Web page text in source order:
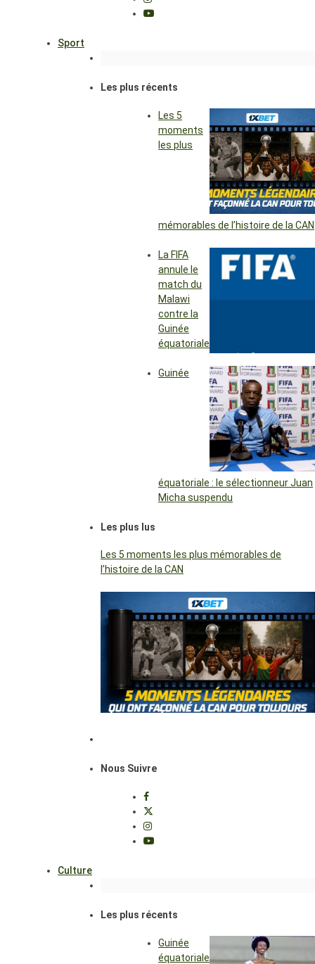
Sport
Les plus récents
Les 5
moments
les plus
mémorables de l’histoire de la CAN
La FIFA
annule le
match du
Malawi
contre la
Guinée
équatoriale
Guinée
équatoriale : le sélectionneur Juan
Micha suspendu
Les plus lus
Les 5 moments les plus mémorables de
l’histoire de la CAN
Nous Suivre
Culture
Les plus récents
Guinée
équatoriale